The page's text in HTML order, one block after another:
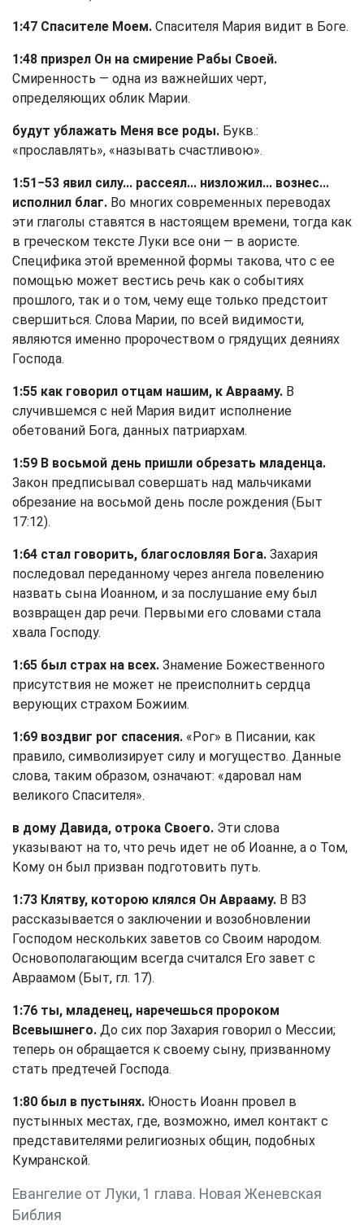
1:47 Спасителе Моем. Спасителя Мария видит в Боге.
1:48 призрел Он на смирение Рабы Своей.
Смиренность — одна из важнейших черт,
определяющих облик Марии.
будут ублажать Меня все роды. Букв.:
«прославлять», «называть счастливою».
1:51−53 явил силу... рассеял... низложил... вознес...
исполнил благ. Во многих современных переводах
эти глаголы ставятся в настоящем времени, тогда как
в греческом тексте Луки все они — в аористе.
Специфика этой временной формы такова, что с ее
помощью может вестись речь как о событиях
прошлого, так и о том, чему еще только предстоит
свершиться. Слова Марии, по всей видимости,
являются именно пророчеством о грядущих деяниях
Господа.
1:55 как говорил отцам нашим, к Аврааму. В
случившемся с ней Мария видит исполнение
обетований Бога, данных патриархам.
1:59 В восьмой день пришли обрезать младенца.
Закон предписывал совершать над мальчиками
обрезание на восьмой день после рождения (Быт
17:12).
1:64 стал говорить, благословляя Бога. Захария
последовал переданному через ангела повелению
назвать сына Иоанном, и за послушание ему был
возвращен дар речи. Первыми его словами стала
хвала Господу.
1:65 был страх на всех. Знамение Божественного
присутствия не может не преисполнить сердца
верующих страхом Божиим.
1:69 воздвиг рог спасения. «Рог» в Писании, как
правило, символизирует силу и могущество. Данные
слова, таким образом, означают: «даровал нам
великого Спасителя».
в дому Давида, отрока Своего. Эти слова
указывают на то, что речь идет не об Иоанне, а о Том,
Кому он был призван подготовить путь.
1:73 Клятву, которою клялся Он Аврааму. В ВЗ
рассказывается о заключении и возобновлении
Господом нескольких заветов со Своим народом.
Основополагающим всегда считался Его завет с
Авраамом (Быт, гл. 17).
1:76 ты, младенец, наречешься пророком
Всевышнего. До сих пор Захария говорил о Мессии;
теперь он обращается к своему сыну, призванному
стать предтечей Господа.
1:80 был в пустынях. Юность Иоанн провел в
пустынных местах, где, возможно, имел контакт с
представителями религиозных общин, подобных
Кумранской.
Евангелие от Луки, 1 глава. Новая Женевская
Библия